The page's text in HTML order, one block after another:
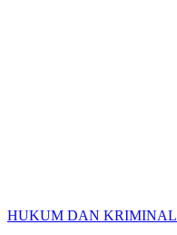
HUKUM DAN KRIMINAL